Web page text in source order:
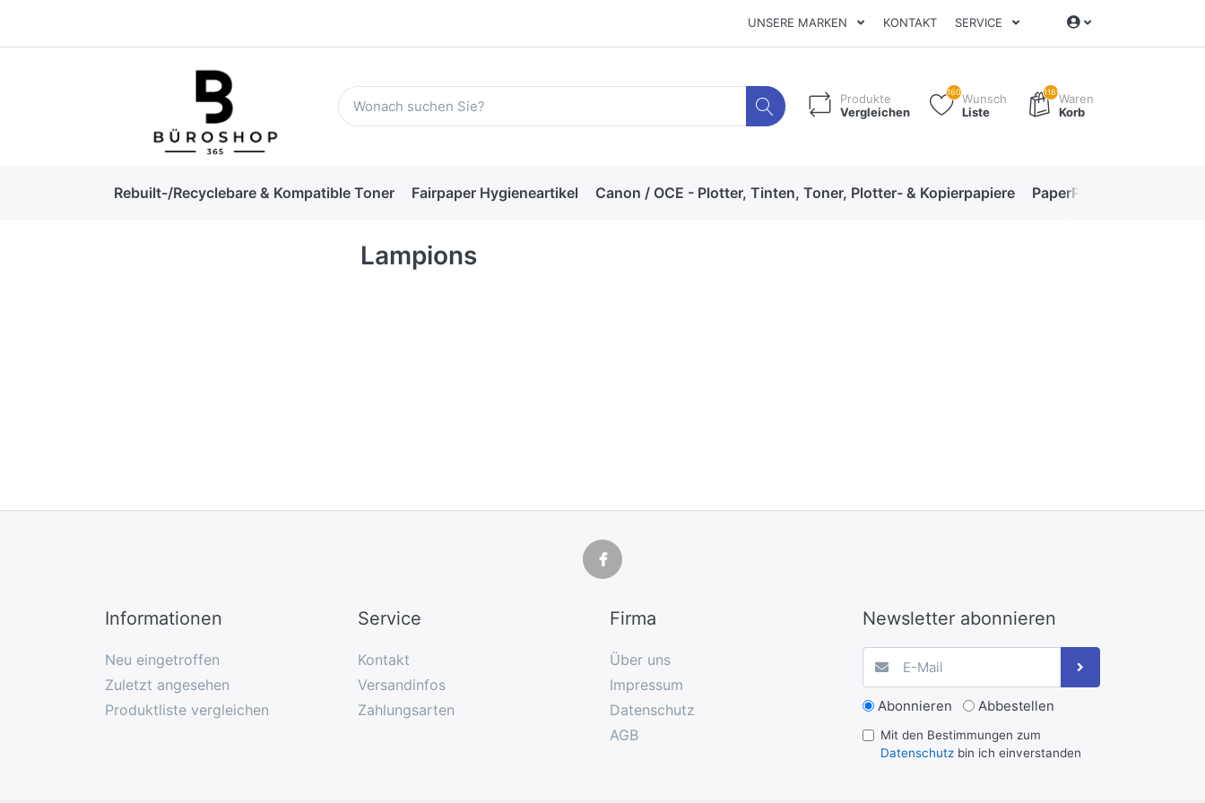
UNSERE MARKEN KONTAKT SERVICE
Produkte
Vergleichen
160Wunsch
Liste
1189Waren
Korb
Rebuilt-/Recyclebare & Kompatible Toner Fairpaper Hygieneartikel Canon / OCE - Plotter, Tinten, Toner, Plotter- & Kopierpapiere PaperPro High-
Lampions
Informationen
Neu eingetroffen
Zuletzt angesehen
Produktliste vergleichen
Service
Kontakt
Versandinfos
Zahlungsarten
Firma
Über uns
Impressum
Datenschutz
AGB
Newsletter abonnieren
Abonnieren Abbestellen
Mit den Bestimmungen zum
Datenschutzbin ich einverstanden